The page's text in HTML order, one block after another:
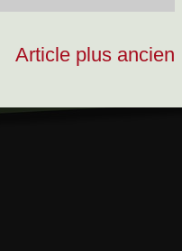
Article plus ancien